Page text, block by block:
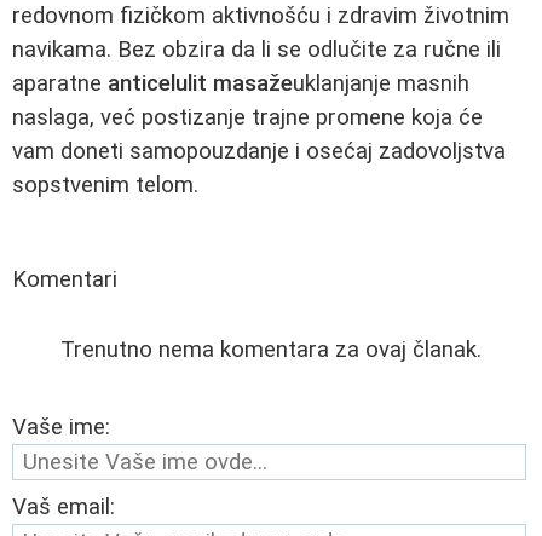
redovnom fizičkom aktivnošću i zdravim životnim
navikama. Bez obzira da li se odlučite za ručne ili
aparatne anticelulit masažeuklanjanje masnih
naslaga, već postizanje trajne promene koja će
vam doneti samopouzdanje i osećaj zadovoljstva
sopstvenim telom.
Komentari
Trenutno nema komentara za ovaj članak.
Vaše ime:
Vaš email: